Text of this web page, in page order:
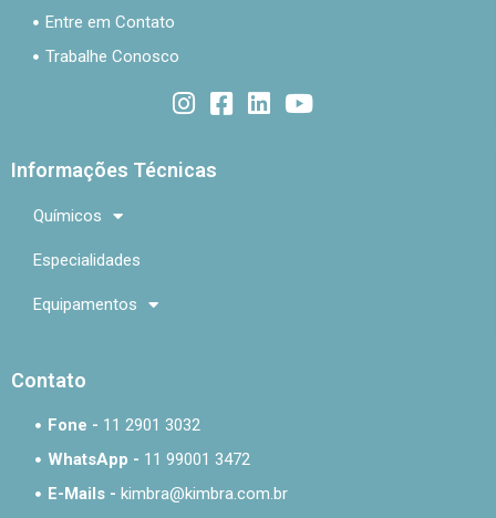
Entre em Contato
Trabalhe Conosco
Informações Técnicas
Químicos
Especialidades
Equipamentos
Contato
Fone - 11 2901 3032
WhatsApp - 11 99001 3472
E-Mails - kimbra@kimbra.com.br